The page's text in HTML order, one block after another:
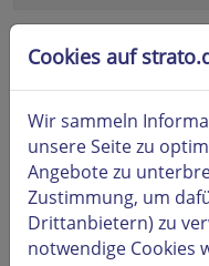
Fonts
Von welchem
werden Fonts
verwendet?
Die Fonts werden
Cookies auf
Wir sammeln
unsere Seite zu
Angebote zu
Zustimmung, um
Drittanbietern) zu
notwendige Cookies